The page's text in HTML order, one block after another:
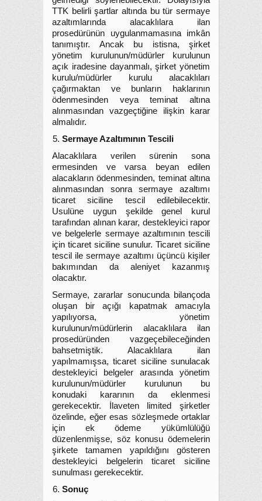
TTK belirli şartlar altında bu tür sermaye
azaltımlarında alacaklılara ilan
prosedürünün uygulanmamasına imkân
tanımıştır. Ancak bu istisna, şirket
yönetim kurulunun/müdürler kurulunun
açık iradesine dayanmalı, şirket yönetim
kurulu/müdürler kurulu alacaklıları
çağırmaktan ve bunların haklarının
ödenmesinden veya teminat altına
alınmasından vazgeçtiğine ilişkin karar
almalıdır.
Sermaye Azaltımının Tescili
Alacaklılara verilen sürenin sona
ermesinden ve varsa beyan edilen
alacakların ödenmesinden, teminat altına
alınmasından sonra sermaye azaltımı
ticaret siciline tescil edilebilecektir.
Usulüne uygun şekilde genel kurul
tarafından alınan karar, destekleyici rapor
ve belgelerle sermaye azaltımının tescili
için ticaret siciline sunulur. Ticaret siciline
tescil ile sermaye azaltımı üçüncü kişiler
bakımından da aleniyet kazanmış
olacaktır.
Sermaye, zararlar sonucunda bilançoda
oluşan bir açığı kapatmak amacıyla
yapılıyorsa, yönetim
kurulunun/müdürlerin alacaklılara ilan
prosedüründen vazgeçebileceğinden
bahsetmiştik. Alacaklılara ilan
yapılmamışsa, ticaret siciline sunulacak
destekleyici belgeler arasında yönetim
kurulunun/müdürler kurulunun bu
konudaki kararının da eklenmesi
gerekecektir. İlaveten limited şirketler
özelinde, eğer esas sözleşmede ortaklar
için ek ödeme yükümlülüğü
düzenlenmişse, söz konusu ödemelerin
şirkete tamamen yapıldığını gösteren
destekleyici belgelerin ticaret siciline
sunulması gerekecektir.
Sonuç